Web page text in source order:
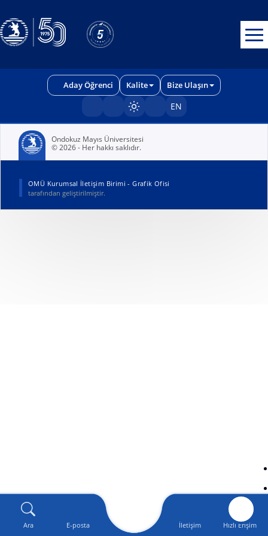
Aday Öğrenci Kalite Bize Ulaşın
Sayfayı karart/aç
EN
Ara E-posta İletişim Hızlı Erişim
Ondokuz Mayıs Üniversitesi
© 2026 - Her hakkı saklıdır.
OMÜ Kurumsal İletişim Birimi - Grafik Ofisi
tarafından geliştirilmiştir.